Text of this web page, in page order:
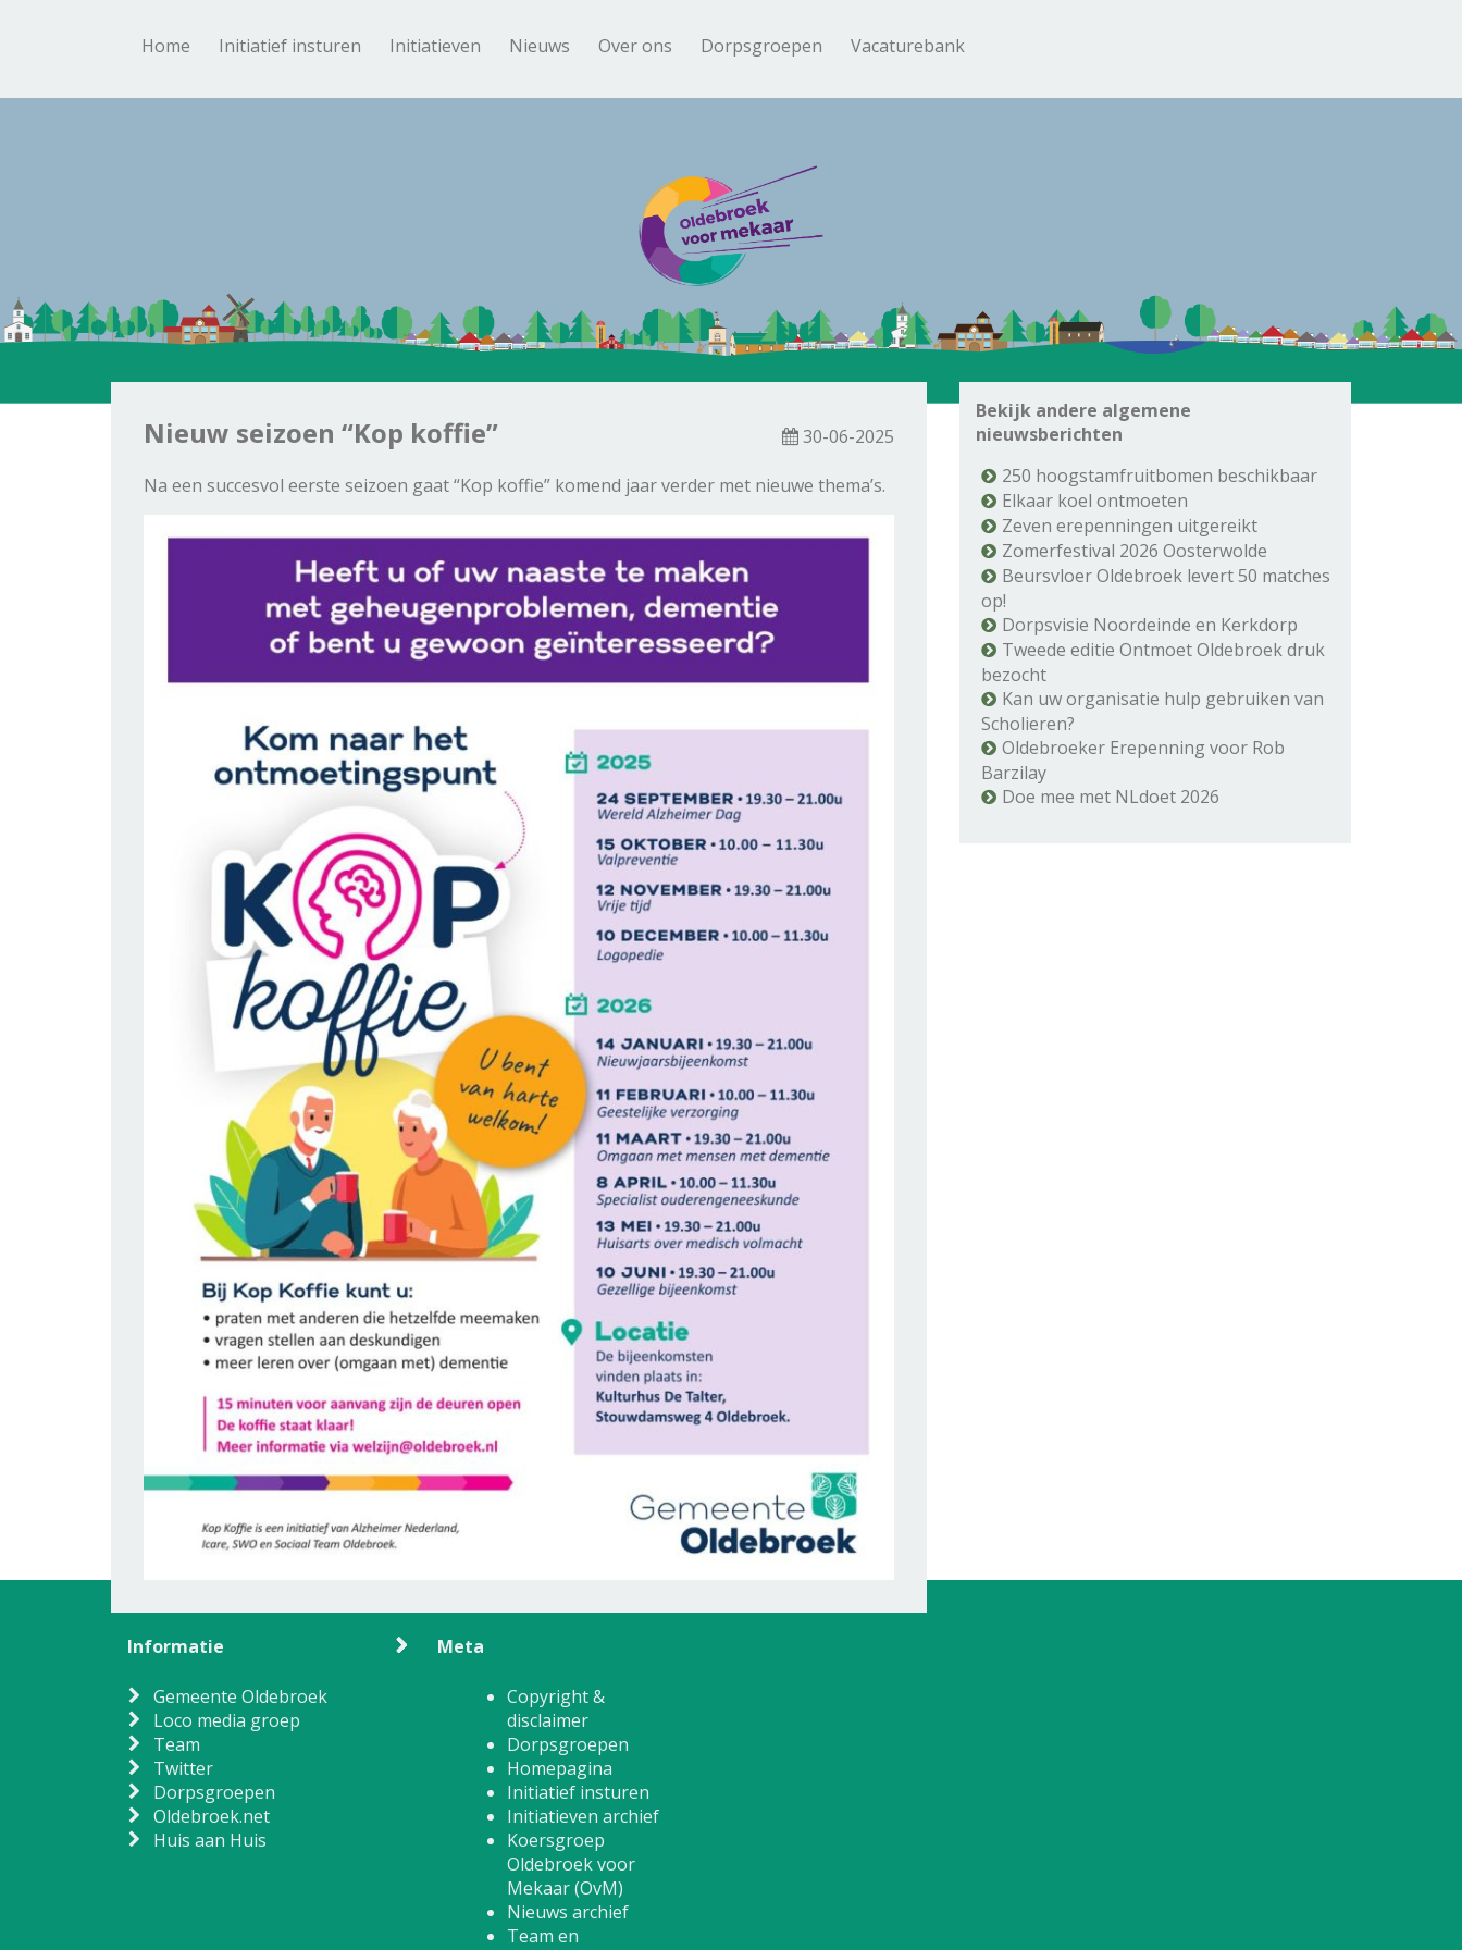
Home Initiatief insturen Initiatieven Nieuws Over ons Dorpsgroepen Vacaturebank
Nieuw seizoen “Kop koffie” 30-06-2025
Na een succesvol eerste seizoen gaat “Kop koffie” komend jaar verder met nieuwe thema’s.
Bekijk andere algemene
nieuwsberichten
250 hoogstamfruitbomen beschikbaar
Elkaar koel ontmoeten
Zeven erepenningen uitgereikt
Zomerfestival 2026 Oosterwolde
Beursvloer Oldebroek levert 50 matches
op!
Dorpsvisie Noordeinde en Kerkdorp
Tweede editie Ontmoet Oldebroek druk
bezocht
Kan uw organisatie hulp gebruiken van
Scholieren?
Oldebroeker Erepenning voor Rob
Barzilay
Doe mee met NLdoet 2026
Informatie
Gemeente Oldebroek
Loco media groep
Team
Twitter
Dorpsgroepen
Oldebroek.net
Huis aan Huis
Meta
Copyright &
disclaimer
Dorpsgroepen
Homepagina
Initiatief insturen
Initiatieven archief
Koersgroep
Oldebroek voor
Mekaar (OvM)
Nieuws archief
Team en